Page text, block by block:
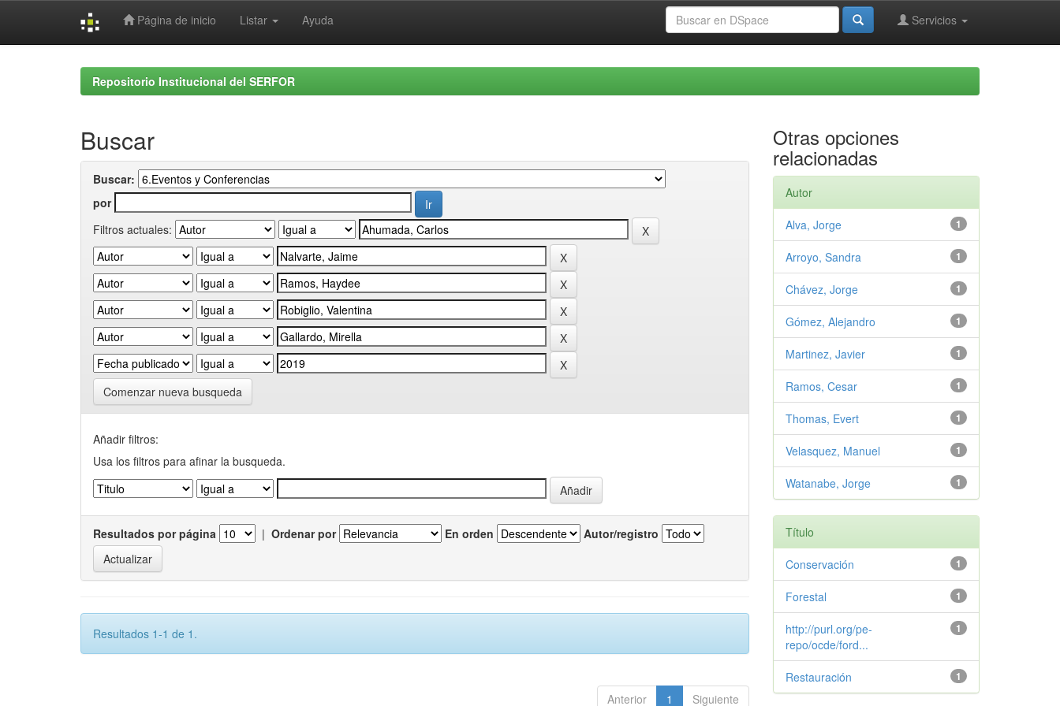
Página de inicio Listar Ayuda Servicios
Repositorio Institucional del SERFOR
Buscar
Buscar:
por
Filtros actuales:
Comenzar nueva busqueda
Añadir filtros:
Usa los filtros para afinar la busqueda.
Resultados por página | Ordenar por En orden Autor/registro
Resultados 1-1 de 1.
Anterior 1 Siguiente
Otras opciones
relacionadas
Autor
1
Alva, Jorge
1
Arroyo, Sandra
1
Chávez, Jorge
1
Gómez, Alejandro
1
Martinez, Javier
1
Ramos, Cesar
1
Thomas, Evert
1
Velasquez, Manuel
1
Watanabe, Jorge
Título
1
Conservación
1
Forestal
1
http://purl.org/pe-
repo/ocde/ford...
1
Restauración